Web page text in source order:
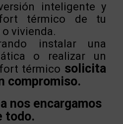
inteligente y
térmico de tu
vivienda.
instalar una
o realizar un
térmico solicita
compromiso.
nos encargamos
todo.